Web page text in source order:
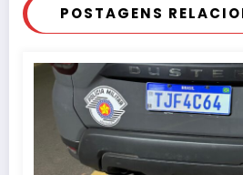
POSTAGENS